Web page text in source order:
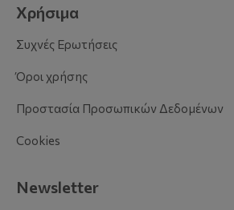
Χρήσιμα
Συχνές Ερωτήσεις
Όροι χρήσης
Προστασία Προσωπικών Δεδομένων
Cookies
Newsletter